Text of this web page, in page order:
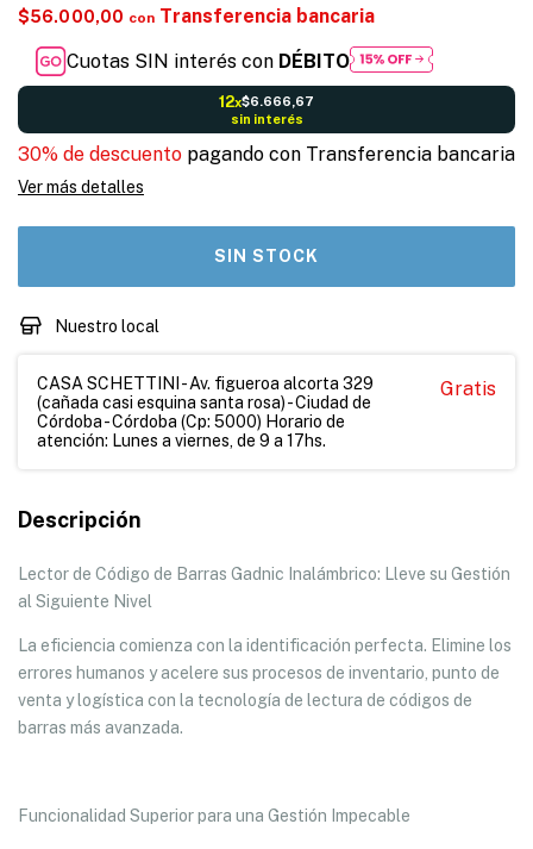
$56.000,00 con Transferencia bancaria
Cuotas SIN interés con DÉBITO
12x$6.666,67
sin interés
30% de descuento pagando con Transferencia bancaria
Ver más detalles
Nuestro local
CASA SCHETTINI - Av. figueroa alcorta 329
(cañada casi esquina santa rosa) - Ciudad de
Córdoba - Córdoba (Cp: 5000) Horario de
atención: Lunes a viernes, de 9 a 17hs.
Gratis
Descripción
Lector de Código de Barras Gadnic Inalámbrico: Lleve su Gestión
al Siguiente Nivel
La eficiencia comienza con la identificación perfecta. Elimine los
errores humanos y acelere sus procesos de inventario, punto de
venta y logística con la tecnología de lectura de códigos de
barras más avanzada.
Funcionalidad Superior para una Gestión Impecable